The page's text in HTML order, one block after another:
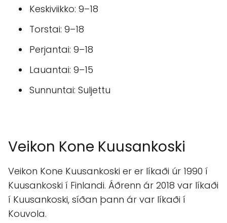
Keskiviikko: 9–18
Torstai: 9–18
Perjantai: 9–18
Lauantai: 9–15
Sunnuntai: Suljettu
Veikon Kone Kuusankoski
Veikon Kone Kuusankoski er er líkaði úr 1990 í
Kuusankoski í Finlandi. Áðrenn ár 2018 var líkaði
í Kuusankoski, síðan þann ár var líkaði í
Kouvola.